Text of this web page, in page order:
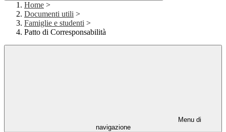
Home >
Documenti utili >
Famiglie e studenti >
Patto di Corresponsabilità
Menu di
navigazione